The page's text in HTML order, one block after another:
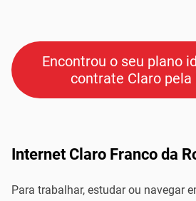
Encontrou o seu plano
contrate Claro pela
Internet Claro Franco da
Para trabalhar, estudar ou navegar